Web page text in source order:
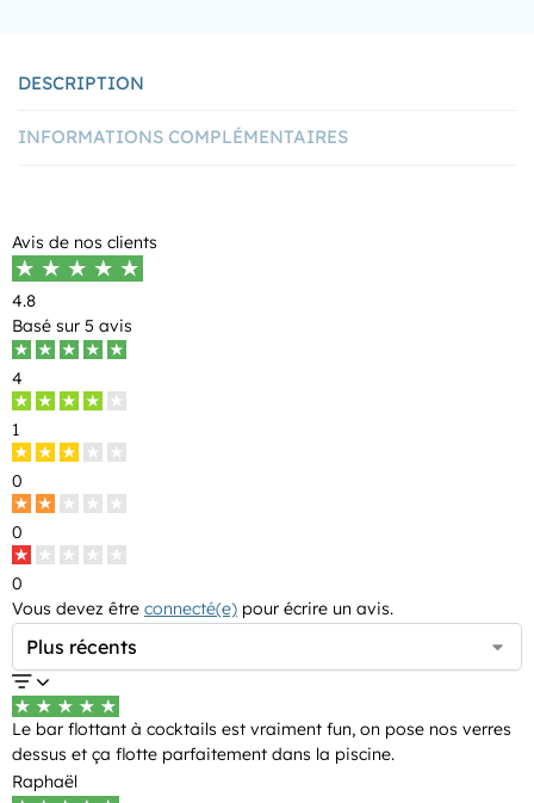
DESCRIPTION
INFORMATIONS COMPLÉMENTAIRES
Avis de nos clients
4.8
Basé sur 5 avis
4
1
0
0
0
Vous devez être connecté(e) pour écrire un avis.
Le bar flottant à cocktails est vraiment fun, on pose nos verres
dessus et ça flotte parfaitement dans la piscine.
Raphaël